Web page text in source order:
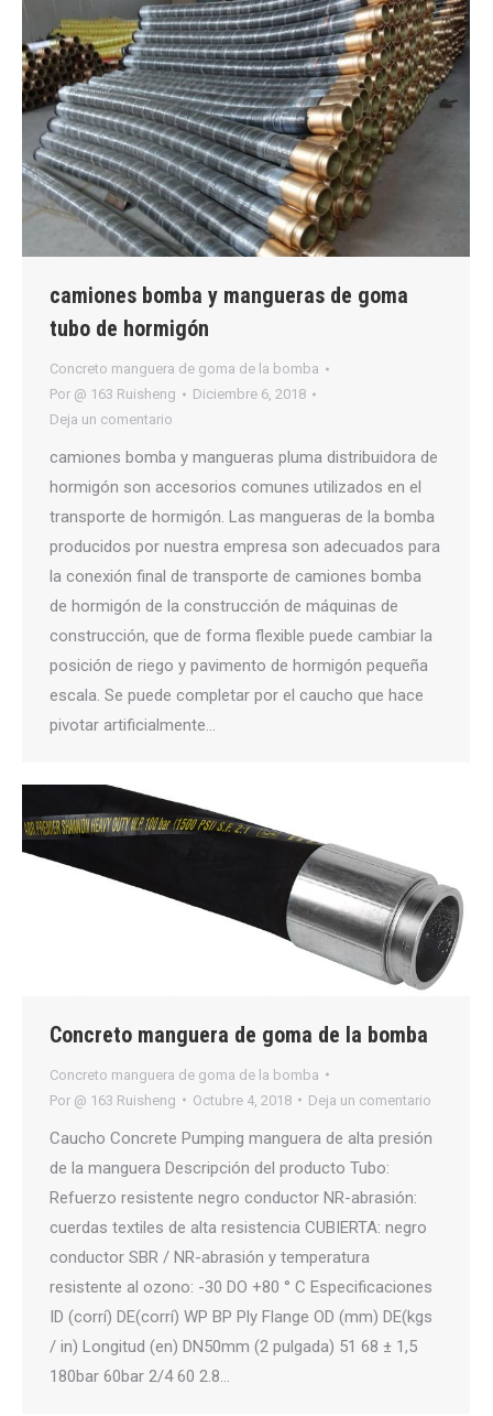
camiones bomba y mangueras de goma
tubo de hormigón
Concreto manguera de goma de la bomba
Por @ 163 Ruisheng
Diciembre 6, 2018
Deja un comentario
camiones bomba y mangueras pluma distribuidora de
hormigón son accesorios comunes utilizados en el
transporte de hormigón. Las mangueras de la bomba
producidos por nuestra empresa son adecuados para
la conexión final de transporte de camiones bomba
de hormigón de la construcción de máquinas de
construcción, que de forma flexible puede cambiar la
posición de riego y pavimento de hormigón pequeña
escala. Se puede completar por el caucho que hace
pivotar artificialmente…
Concreto manguera de goma de la bomba
Concreto manguera de goma de la bomba
Por @ 163 Ruisheng Octubre 4, 2018 Deja un comentario
Caucho Concrete Pumping manguera de alta presión
de la manguera Descripción del producto Tubo:
Refuerzo resistente negro conductor NR-abrasión:
cuerdas textiles de alta resistencia CUBIERTA: negro
conductor SBR / NR-abrasión y temperatura
resistente al ozono: -30 DO +80 ° C Especificaciones
ID (corrí) DE(corrí) WP BP Ply Flange OD (mm) DE(kgs
/ in) Longitud (en) DN50mm (2 pulgada) 51 68 ± 1,5
180bar 60bar 2/4 60 2.8…